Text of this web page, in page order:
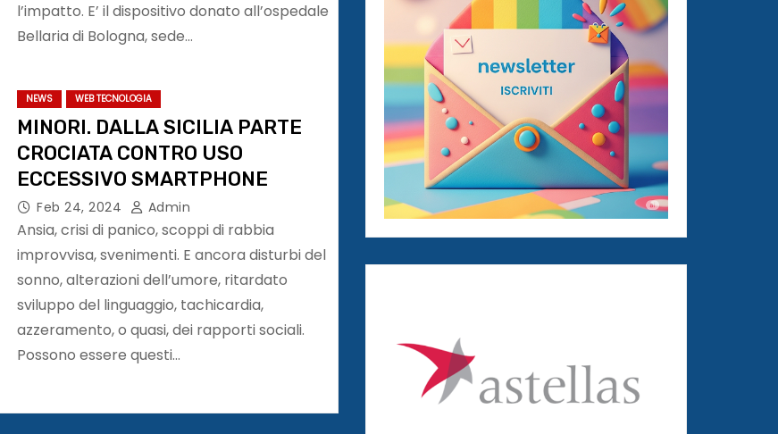
l’impatto. E’ il dispositivo donato all’ospedale
Bellaria di Bologna, sede…
NEWS WEB TECNOLOGIA
MINORI. DALLA SICILIA PARTE
CROCIATA CONTRO USO
ECCESSIVO SMARTPHONE
Feb 24, 2024 Admin
Ansia, crisi di panico, scoppi di rabbia
improvvisa, svenimenti. E ancora disturbi del
sonno, alterazioni dell’umore, ritardato
sviluppo del linguaggio, tachicardia,
azzeramento, o quasi, dei rapporti sociali.
Possono essere questi…